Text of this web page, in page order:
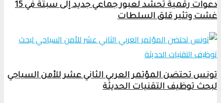
دعوات رقمية تحشد لعبور جماعي جديد إلى سبتة في 15
غشت وتثير قلق السلطات
تونس تحتضن المؤتمر العربي الثاني عشر للأمن السياحي
لبحث توظيف التقنيات الحديثة